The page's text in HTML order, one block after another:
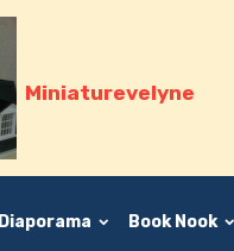
Miniaturevelyne
Diaporama Book Nook